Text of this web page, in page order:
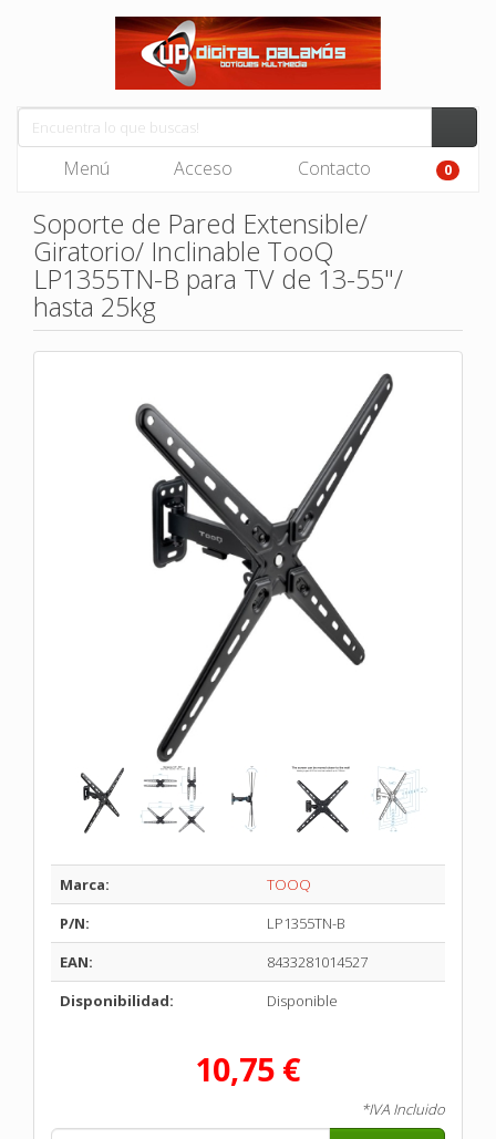
Menú Acceso Contacto 0
Soporte de Pared Extensible/
Giratorio/ Inclinable TooQ
LP1355TN-B para TV de 13-55"/
hasta 25kg
Marca:
TOOQ
P/N:
LP1355TN-B
EAN:
8433281014527
Disponibilidad:
Disponible
10,75 €
*IVA Incluido